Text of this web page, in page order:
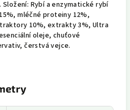
Rybí a enzymatické rybí
mléčné proteiny 12%,
10%, extrakty 3%, Ultra
oleje, chuťové
čerstvá vejce.